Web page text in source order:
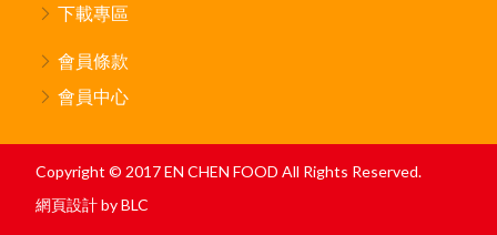
下載專區
會員條款
會員中心
Copyright © 2017 EN CHEN FOOD All Rights Reserved.
網頁設計by BLC